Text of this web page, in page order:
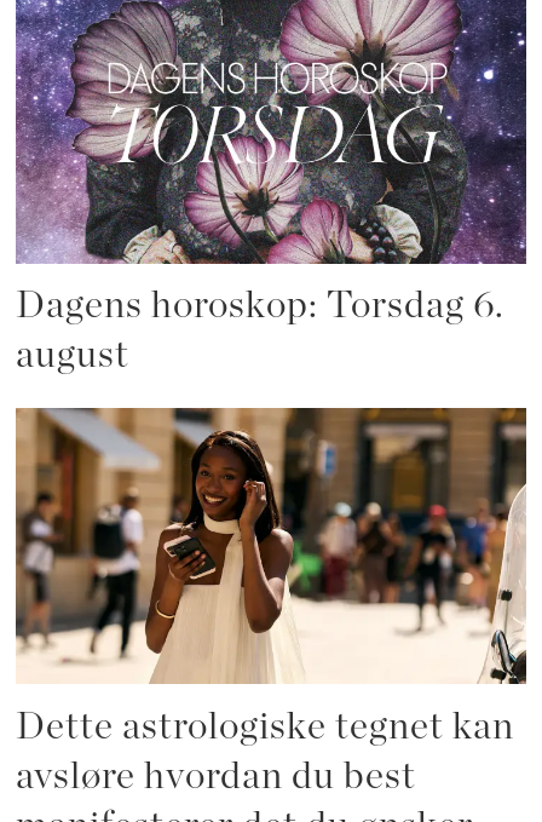
Dagens horoskop: Torsdag 6.
august
Dette astrologiske tegnet kan
avsløre hvordan du best